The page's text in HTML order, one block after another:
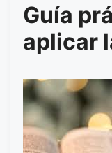
Guía
aplicar